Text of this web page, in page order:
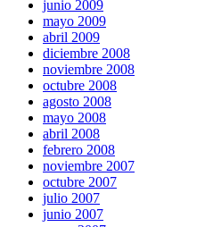
junio 2009
mayo 2009
abril 2009
diciembre 2008
noviembre 2008
octubre 2008
agosto 2008
mayo 2008
abril 2008
febrero 2008
noviembre 2007
octubre 2007
julio 2007
junio 2007